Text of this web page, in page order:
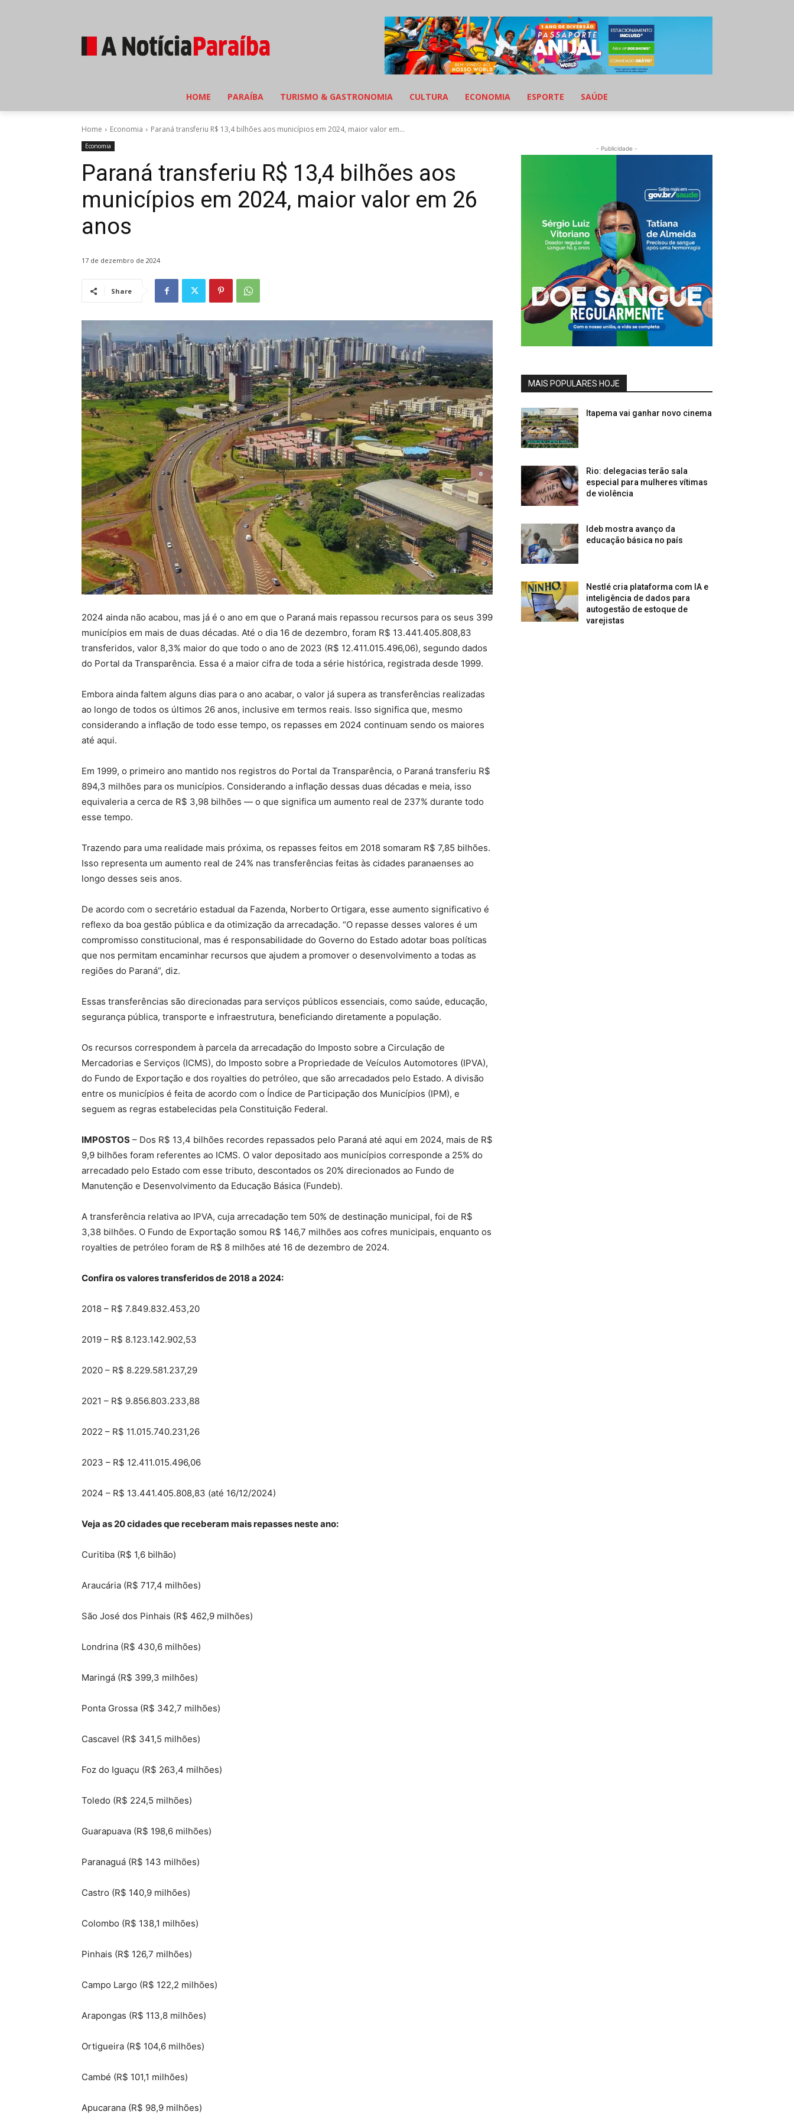
HOME PARAÍBA TURISMO & GASTRONOMIA CULTURA ECONOMIA ESPORTE SAÚDE
Home Economia Paraná transferiu R$ 13,4 bilhões aos municípios em 2024, maior valor em...
Economia
Paraná transferiu R$ 13,4 bilhões aos
municípios em 2024, maior valor em 26
anos
17 de dezembro de 2024
Share
2024 ainda não acabou, mas já é o ano em que o Paraná mais repassou recursos para os seus 399
municípios em mais de duas décadas. Até o dia 16 de dezembro, foram R$ 13.441.405.808,83
transferidos, valor 8,3% maior do que todo o ano de 2023 (R$ 12.411.015.496,06), segundo dados
do Portal da Transparência. Essa é a maior cifra de toda a série histórica, registrada desde 1999.
Embora ainda faltem alguns dias para o ano acabar, o valor já supera as transferências realizadas
ao longo de todos os últimos 26 anos, inclusive em termos reais. Isso significa que, mesmo
considerando a inflação de todo esse tempo, os repasses em 2024 continuam sendo os maiores
até aqui.
Em 1999, o primeiro ano mantido nos registros do Portal da Transparência, o Paraná transferiu R$
894,3 milhões para os municípios. Considerando a inflação dessas duas décadas e meia, isso
equivaleria a cerca de R$ 3,98 bilhões — o que significa um aumento real de 237% durante todo
esse tempo.
Trazendo para uma realidade mais próxima, os repasses feitos em 2018 somaram R$ 7,85 bilhões.
Isso representa um aumento real de 24% nas transferências feitas às cidades paranaenses ao
longo desses seis anos.
De acordo com o secretário estadual da Fazenda, Norberto Ortigara, esse aumento significativo é
reflexo da boa gestão pública e da otimização da arrecadação. “O repasse desses valores é um
compromisso constitucional, mas é responsabilidade do Governo do Estado adotar boas políticas
que nos permitam encaminhar recursos que ajudem a promover o desenvolvimento a todas as
regiões do Paraná”, diz.
Essas transferências são direcionadas para serviços públicos essenciais, como saúde, educação,
segurança pública, transporte e infraestrutura, beneficiando diretamente a população.
Os recursos correspondem à parcela da arrecadação do Imposto sobre a Circulação de
Mercadorias e Serviços (ICMS), do Imposto sobre a Propriedade de Veículos Automotores (IPVA),
do Fundo de Exportação e dos royalties do petróleo, que são arrecadados pelo Estado. A divisão
entre os municípios é feita de acordo com o Índice de Participação dos Municípios (IPM), e
seguem as regras estabelecidas pela Constituição Federal.
IMPOSTOS – Dos R$ 13,4 bilhões recordes repassados pelo Paraná até aqui em 2024, mais de R$
9,9 bilhões foram referentes ao ICMS. O valor depositado aos municípios corresponde a 25% do
arrecadado pelo Estado com esse tributo, descontados os 20% direcionados ao Fundo de
Manutenção e Desenvolvimento da Educação Básica (Fundeb).
A transferência relativa ao IPVA, cuja arrecadação tem 50% de destinação municipal, foi de R$
3,38 bilhões. O Fundo de Exportação somou R$ 146,7 milhões aos cofres municipais, enquanto os
royalties de petróleo foram de R$ 8 milhões até 16 de dezembro de 2024.
Confira os valores transferidos de 2018 a 2024:
2018 – R$ 7.849.832.453,20
2019 – R$ 8.123.142.902,53
2020 – R$ 8.229.581.237,29
2021 – R$ 9.856.803.233,88
2022 – R$ 11.015.740.231,26
2023 – R$ 12.411.015.496,06
2024 – R$ 13.441.405.808,83 (até 16/12/2024)
Veja as 20 cidades que receberam mais repasses neste ano:
Curitiba (R$ 1,6 bilhão)
Araucária (R$ 717,4 milhões)
São José dos Pinhais (R$ 462,9 milhões)
Londrina (R$ 430,6 milhões)
Maringá (R$ 399,3 milhões)
Ponta Grossa (R$ 342,7 milhões)
Cascavel (R$ 341,5 milhões)
Foz do Iguaçu (R$ 263,4 milhões)
Toledo (R$ 224,5 milhões)
Guarapuava (R$ 198,6 milhões)
Paranaguá (R$ 143 milhões)
Castro (R$ 140,9 milhões)
Colombo (R$ 138,1 milhões)
Pinhais (R$ 126,7 milhões)
Campo Largo (R$ 122,2 milhões)
Arapongas (R$ 113,8 milhões)
Ortigueira (R$ 104,6 milhões)
Cambé (R$ 101,1 milhões)
Apucarana (R$ 98,9 milhões)
- Publicidade -
MAIS POPULARES HOJE
Itapema vai ganhar novo cinema
Rio: delegacias terão sala
especial para mulheres vítimas
de violência
Ideb mostra avanço da
educação básica no país
Nestlé cria plataforma com IA e
inteligência de dados para
autogestão de estoque de
varejistas